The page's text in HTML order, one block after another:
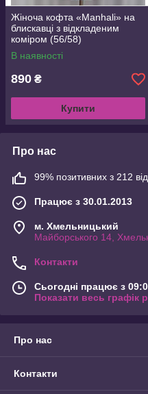
Жіноча кофта «Manhali» на
блискавці з відкладеним
коміром (56/58)
В наявності
890 ₴
Купити
Про нас
99% позитивних з 212
Працює з 30.01.2013
м. Хмельницький
Майборського 14,
Контакти
Сьогодні працює з
Показати весь графік
Про нас
Контакти